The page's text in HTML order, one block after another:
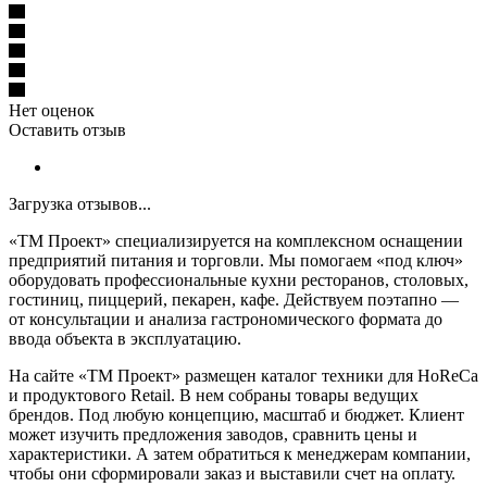
Нет оценок
Оставить отзыв
Загрузка отзывов...
«ТМ Проект» специализируется на комплексном оснащении
предприятий питания и торговли. Мы помогаем «под ключ»
оборудовать профессиональные кухни ресторанов, столовых,
гостиниц, пиццерий, пекарен, кафе. Действуем поэтапно —
от консультации и анализа гастрономического формата до
ввода объекта в эксплуатацию.
На сайте «ТМ Проект» размещен каталог техники для HoReCa
и продуктового Retail. В нем собраны товары ведущих
брендов. Под любую концепцию, масштаб и бюджет. Клиент
может изучить предложения заводов, сравнить цены и
характеристики. А затем обратиться к менеджерам компании,
чтобы они сформировали заказ и выставили счет на оплату.